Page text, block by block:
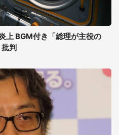
上 BGM付き「総理が主役の
判